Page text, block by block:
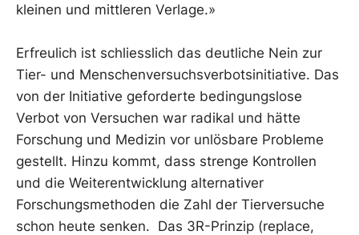
kleinen und mittleren Verlage.»
Erfreulich ist schliesslich das deutliche Nein zur
Tier- und Menschenversuchsverbotsinitiative. Das
von der Initiative geforderte bedingungslose
Verbot von Versuchen war radikal und hätte
Forschung und Medizin vor unlösbare Probleme
gestellt. Hinzu kommt, dass strenge Kontrollen
und die Weiterentwicklung alternativer
Forschungsmethoden die Zahl der Tierversuche
schon heute senken. Das 3R-Prinzip (replace,